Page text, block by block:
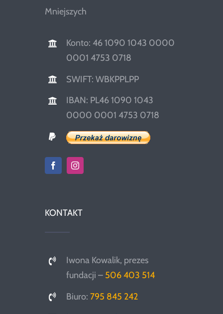
Mniejszych
Konto: 46 1090 1043 0000
0001 4753 0718
SWIFT: WBKPPLPP
IBAN: PL46 1090 1043
0000 0001 4753 0718
KONTAKT
Iwona Kowalik, prezes
fundacji – 506 403 514
Biuro:795 845 242